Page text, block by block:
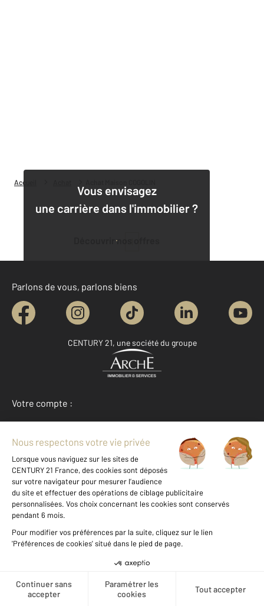
Créer une alerte
Accueil
Vous envisagez
une carrière dans l'immobilier ?
Découvrir nos offres
Parlons de vous, parlons biens
CENTURY 21, une société du groupe
Votre compte :
Offres d'emploi
Devenir franchisé
À propos de CENTURY 21
Voir les prix au m2 de cette
zone